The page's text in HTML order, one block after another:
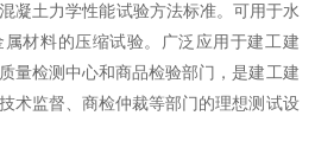
凝土力学性能试验方法标准。可用于水
材料的压缩试验。广泛应用于建工建
量检测中心和商品检验部门，是建工建
术监督、商检仲裁等部门的理想测试设